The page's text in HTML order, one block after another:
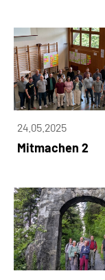
24.05.2025
Mitmachen 2